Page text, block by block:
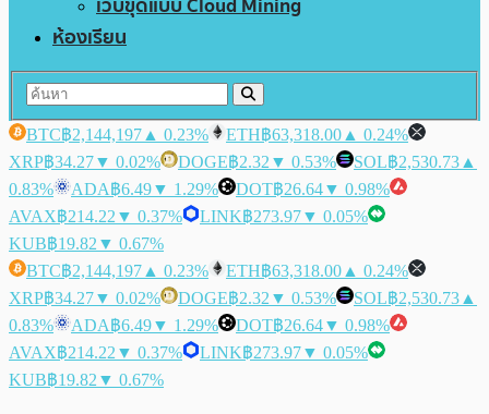
ห้องเรียน
BTC฿2,144,197 ▲ 0.23% ETH฿63,318.00 ▲ 0.24%
XRP฿34.27▼ 0.02% DOGE฿2.32 ▼ 0.53% SOL฿2,530.73 ▲
0.83%
ADA฿6.49▼ 1.29% DOT฿26.64▼ 0.98%
AVAX฿214.22 ▼ 0.37% LINK฿273.97▼ 0.05%
KUB฿19.82 ▼ 0.67%
BTC฿2,144,197 ▲ 0.23% ETH฿63,318.00 ▲ 0.24%
XRP฿34.27▼ 0.02% DOGE฿2.32 ▼ 0.53% SOL฿2,530.73 ▲
0.83%
ADA฿6.49▼ 1.29% DOT฿26.64▼ 0.98%
AVAX฿214.22 ▼ 0.37% LINK฿273.97▼ 0.05%
KUB฿19.82 ▼ 0.67%